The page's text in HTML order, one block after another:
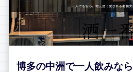
博多の中洲で一人飲みな